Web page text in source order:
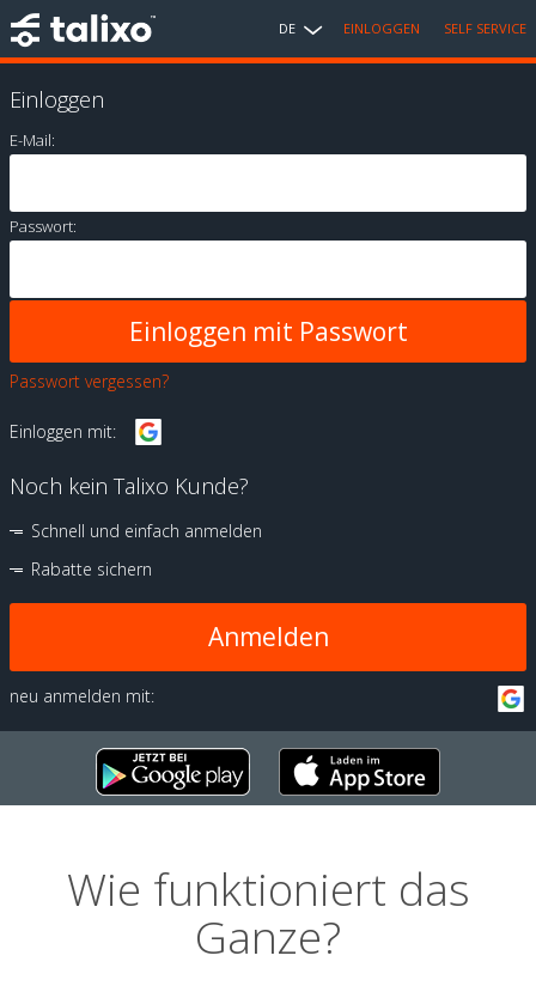
DE EINLOGGEN SELF SERVICE
Einloggen
E-Mail:
Passwort:
Passwort vergessen?
Einloggen mit:
Noch kein Talixo Kunde?
Schnell und einfach anmelden
Rabatte sichern
Anmelden
neu anmelden mit:
Wie funktioniert das
Ganze?